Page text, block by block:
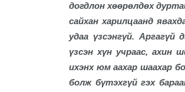
догдлон хөөрөлдөх
сайхан харилцаанд
удаа үзсэнгүй. Аргагүй
үзсэн хүн учраас, ахин
ихэнх юм аахар шаахар
болж бүтэхгүй гэх